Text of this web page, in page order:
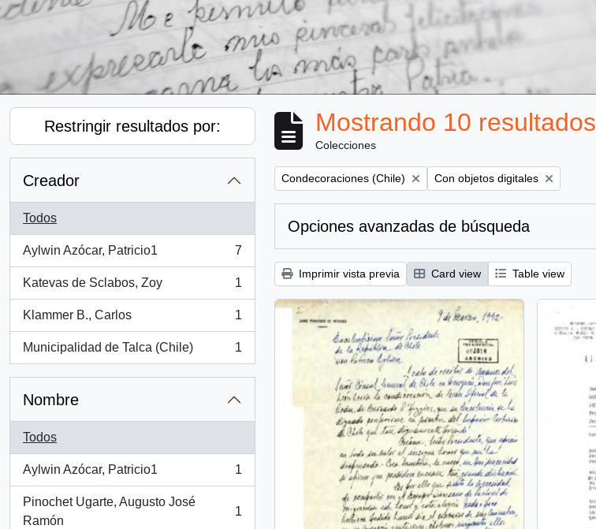
Restringir resultados por:
Creador
Todos
Aylwin Azócar, Patricio1
, 7 resultados
7
Katevas de Sclabos, Zoy
, 1 resultados
1
Klammer B., Carlos
, 1 resultados
1
Municipalidad de Talca (Chile)
, 1 resultados
1
Nombre
Todos
Aylwin Azócar, Patricio1
, 1 resultados
1
Pinochet Ugarte, Augusto José
Ramón
, 1 resultados
1
Mostrando 10 resultados
Colecciones
Remove filter:
Condecoraciones (Chile) Remove filter:
Con objetos digitales
Opciones avanzadas de búsqueda
Imprimir vista previa Card view Table view